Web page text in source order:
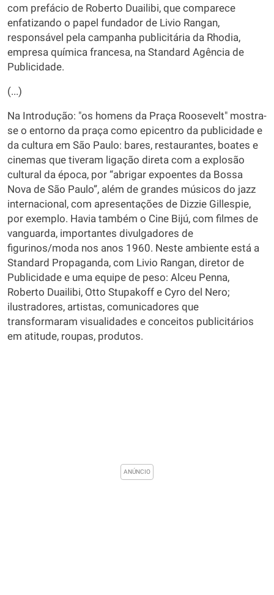
com prefácio de Roberto Duailibi, que comparece
enfatizando o papel fundador de Livio Rangan,
responsável pela campanha publicitária da Rhodia,
empresa química francesa, na Standard Agência de
Publicidade.
(...)
Na Introdução: "os homens da Praça Roosevelt" mostra-
se o entorno da praça como epicentro da publicidade e
da cultura em São Paulo: bares, restaurantes, boates e
cinemas que tiveram ligação direta com a explosão
cultural da época, por “abrigar expoentes da Bossa
Nova de São Paulo”, além de grandes músicos do jazz
internacional, com apresentações de Dizzie Gillespie,
por exemplo. Havia também o Cine Bijú, com filmes de
vanguarda, importantes divulgadores de
figurinos/moda nos anos 1960. Neste ambiente está a
Standard Propaganda, com Livio Rangan, diretor de
Publicidade e uma equipe de peso: Alceu Penna,
Roberto Duailibi, Otto Stupakoff e Cyro del Nero;
ilustradores, artistas, comunicadores que
transformaram visualidades e conceitos publicitários
em atitude, roupas, produtos.